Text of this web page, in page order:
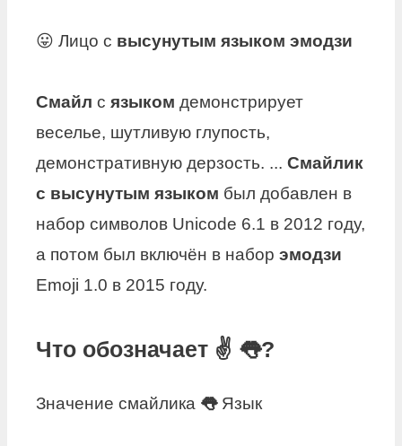
😛 Лицо с высунутым языком эмодзи
Смайл с языком демонстрирует
веселье, шутливую глупость,
демонстративную дерзость. ... Смайлик
с высунутым языком был добавлен в
набор символов Unicode 6.1 в 2012 году,
а потом был включён в набор эмодзи
Emoji 1.0 в 2015 году.
Что обозначает ✌ 👅?
Значение смайлика 👅Язык